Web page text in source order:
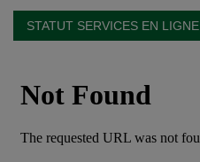
STATUT SERVICES EN LIGNE